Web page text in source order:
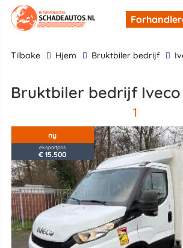
tilbake Hjem bruktbiler bedrijf
bruktbiler bedrijf Iveco
1
ny
eksportpris
€ 15.500